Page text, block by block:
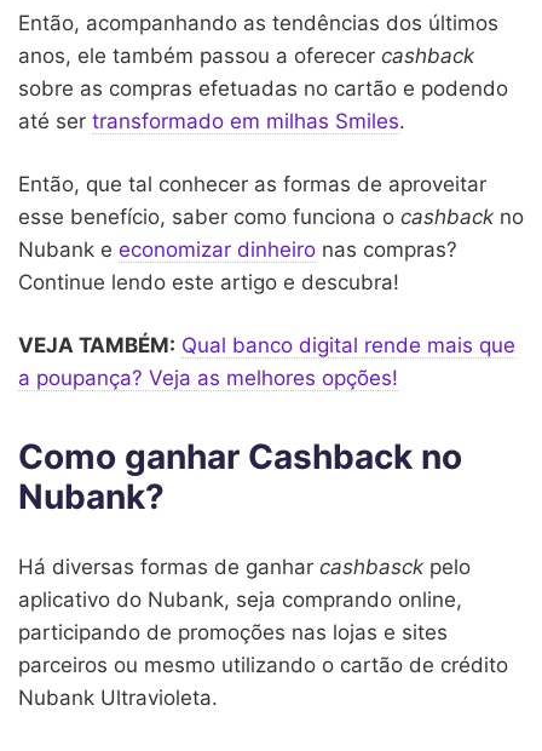
Então, acompanhando as tendências dos últimos
anos, ele também passou a oferecer cashback
sobre as compras efetuadas no cartão e podendo
até ser transformado em milhas Smiles.
Então, que tal conhecer as formas de aproveitar
esse benefício, saber como funciona o cashback no
Nubank e economizar dinheiro nas compras?
Continue lendo este artigo e descubra!
VEJA TAMBÉM: Qual banco digital rende mais que
a poupança? Veja as melhores opções!
Como ganhar Cashback no
Nubank?
Há diversas formas de ganhar cashbasck pelo
aplicativo do Nubank, seja comprando online,
participando de promoções nas lojas e sites
parceiros ou mesmo utilizando o cartão de crédito
Nubank Ultravioleta.